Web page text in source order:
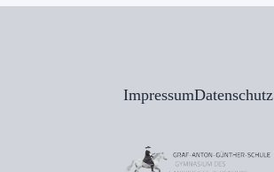
ImpressumDatenschutz